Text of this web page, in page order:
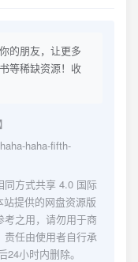
的朋友，让更多
等稀缺资源！收
haha-fifth-
同方式共享 4.0 国际
提供的网盘资源版
之用，请勿用于商
责任由使用者自行承
小时内删除。